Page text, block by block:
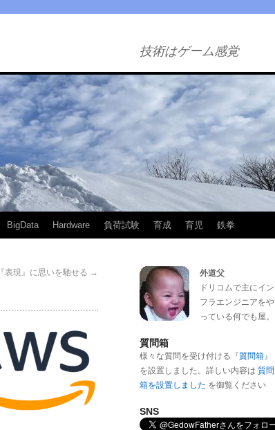
技術はゲーム感覚
BigData Hardware 負荷試験 育成 育児 鉄拳
表現』に思いを馳せる →
外道父
ドリコムで主にイン
フラエンジニアをや
っている何でも屋。
質問箱
様々な質問を受け付ける『質問箱』
を設置しました。詳しい内容は 質問
箱を設置しました を御覧ください
SNS